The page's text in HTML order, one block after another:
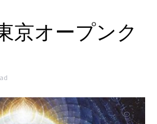
京オープンク